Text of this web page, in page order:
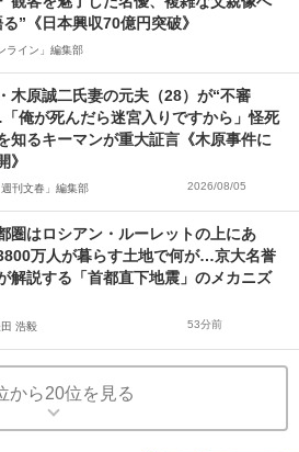
”《日本興収70億円突破》
ライン」編集部
木原誠二氏妻の元夫（28）が“不審
俺が死んだら迷宮入りですから」怪死
知るキーマンが重大証言《木原事件に
》
週刊文春」編集部 2026/08/05
都圏はロシアン・ルーレットの上にあ
万人が暮らす土地で何が…京大名誉
解説する「首都直下地震」のメカニズ
浩毅 53分前
から20位を見る